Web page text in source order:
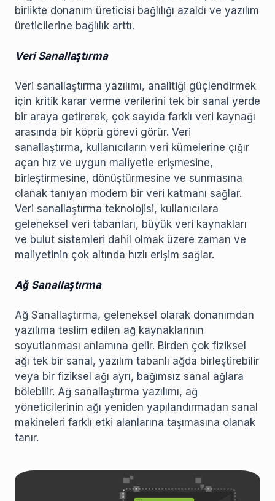
birlikte donanım üreticisi bağlılığı azaldı ve yazılım
üreticilerine bağlılık arttı.
Veri Sanallaştırma
Veri sanallaştırma yazılımı, analitiği güçlendirmek
için kritik karar verme verilerini tek bir sanal yerde
bir araya getirerek, çok sayıda farklı veri kaynağı
arasında bir köprü görevi görür. Veri
sanallaştırma, kullanıcıların veri kümelerine çığır
açan hız ve uygun maliyetle erişmesine,
birleştirmesine, dönüştürmesine ve sunmasına
olanak tanıyan modern bir veri katmanı sağlar.
Veri sanallaştırma teknolojisi, kullanıcılara
geleneksel veri tabanları, büyük veri kaynakları
ve bulut sistemleri dahil olmak üzere zaman ve
maliyetinin çok altında hızlı erişim sağlar.
Ağ Sanallaştırma
Ağ Sanallaştırma, geleneksel olarak donanımdan
yazılıma teslim edilen ağ kaynaklarının
soyutlanması anlamına gelir. Birden çok fiziksel
ağı tek bir sanal, yazılım tabanlı ağda birleştirebilir
veya bir fiziksel ağı ayrı, bağımsız sanal ağlara
bölebilir. Ağ sanallaştırma yazılımı, ağ
yöneticilerinin ağı yeniden yapılandırmadan sanal
makineleri farklı etki alanlarına taşımasına olanak
tanır.